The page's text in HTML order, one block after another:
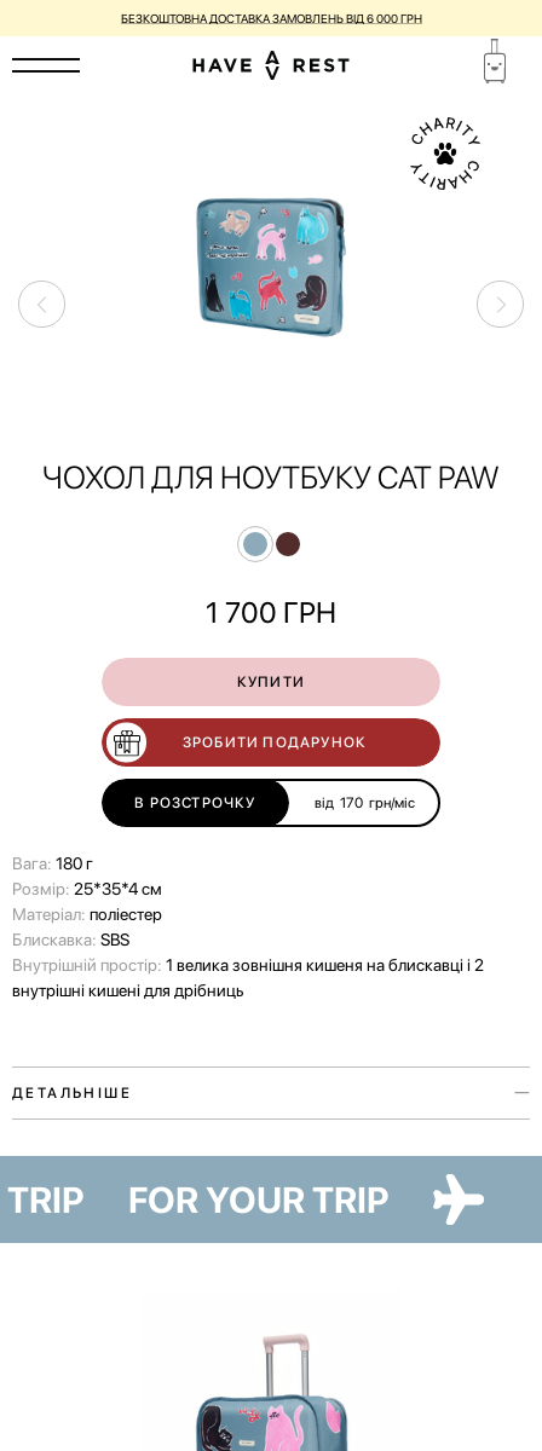
БЕЗКОШТОВНА ДОСТАВКА ЗАМОВЛЕНЬ ВІД 6 000 ГРН
ЧОХОЛ ДЛЯ НОУТБУКУ CAT PAW
1 700 ГРН
КУПИТИ
ЗРОБИТИ ПОДАРУНОК
В РОЗСТРОЧКУ від 170 грн/міс
Вага: 180 г
Розмір: 25*35*4 см
Матеріал: поліестер
Блискавка: SBS
Внутрішній простір: 1 велика зовнішня кишеня на блискавці і 2
внутрішні кишені для дрібниць
ДЕТАЛЬНІШЕ
варіантах — Cat Paw та Dog Paw — ілюстрації до яких створила
художниця Ірина Максимова.
внутрішні кишені для дрібниць. Радимо перевіряти відповідність
розмірів вашого ноутбука та чохла перед замовленням.
Лінійка Paw Story має благодійну складову — купуючи товари, ви
долучаєтесь до доброї справи. 10% від продажів ми передамо на
TRIP FOR YOUR TRIP